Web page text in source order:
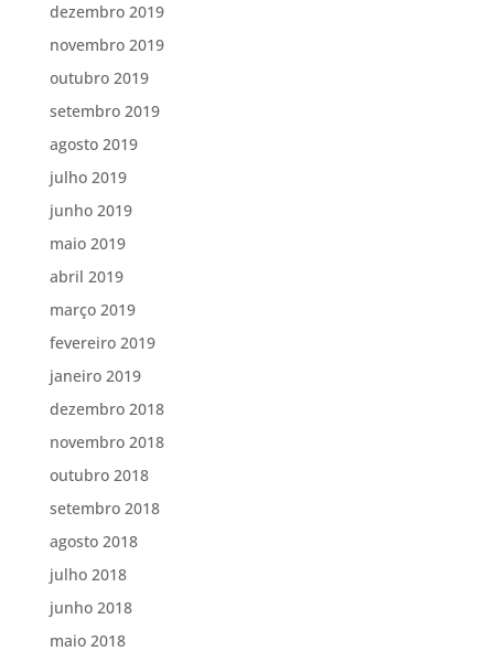
dezembro 2019
novembro 2019
outubro 2019
setembro 2019
agosto 2019
julho 2019
junho 2019
maio 2019
abril 2019
março 2019
fevereiro 2019
janeiro 2019
dezembro 2018
novembro 2018
outubro 2018
setembro 2018
agosto 2018
julho 2018
junho 2018
maio 2018